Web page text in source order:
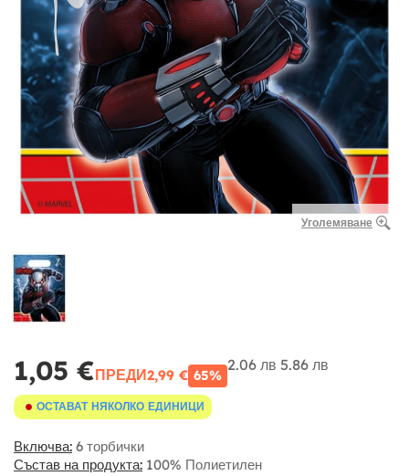
Уголемяване
1,05 €ПРЕДИ2,99 € 65%
2.06 лв 5.86 лв
ОСТАВАТ НЯКОЛКО ЕДИНИЦИ
Включва: 6 торбички
Състав на продукта: 100% Полиетилен